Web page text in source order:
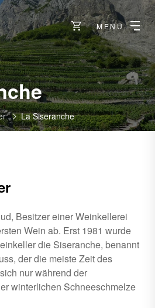
MENÜ
-
Chamoson
La Siseranche
Besitzer einer Weinkellerei
Wein ab. Erst 1981 wurde
die Siseranche, benannt
der die meiste Zeit des
nur während der
winterlichen Schneeschmelze